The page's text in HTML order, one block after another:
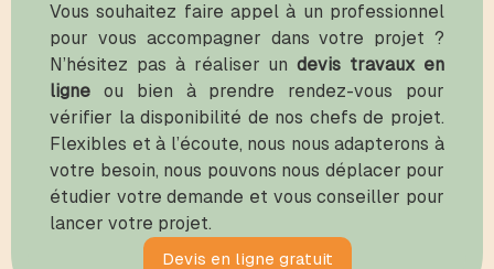
Vous souhaitez faire appel à un professionnel
pour vous accompagner dans votre projet ?
N’hésitez pas à réaliser undevis travaux en
ligne ou bien à prendre rendez-vous pour
vérifier la disponibilité de nos chefs de projet.
Flexibles et à l’écoute, nous nous adapterons à
votre besoin, nous pouvons nous déplacer pour
étudier votre demande et vous conseiller pour
lancer votre projet.
Devis en ligne gratuit